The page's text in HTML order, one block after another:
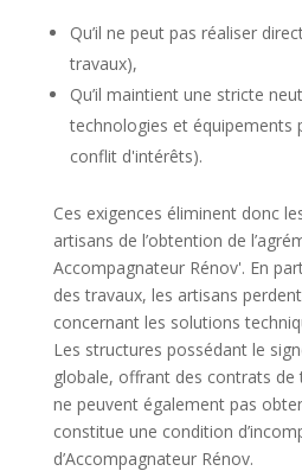
Qu’il ne peut pas réaliser
travaux),
Qu’il maintient une stricte
technologies et équipements
conflit d'intérêts).
Ces exigences éliminent donc
artisans de l’obtention de
Accompagnateur Rénov'. En
des travaux, les artisans
concernant les solutions
Les structures possédant le
globale, offrant des contrats de
ne peuvent également pas
constitue une condition
d’Accompagnateur Rénov.